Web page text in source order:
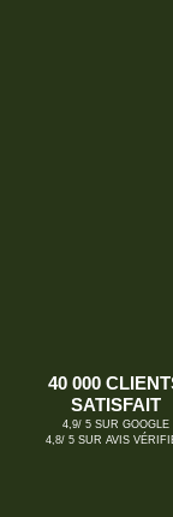
40 000
SATISFAIT
4,9/ 5 SUR GOOGLE
4,8/ 5 SUR AVIS